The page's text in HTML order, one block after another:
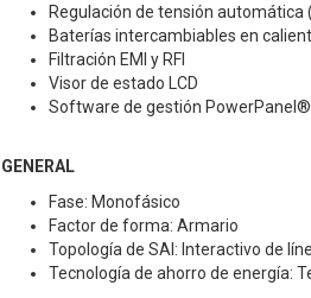
Regulación de tensión automática
Baterías intercambiables en
Filtración EMI y RFI
Visor de estado LCD
Software de gestión PowerPanel®
GENERAL
Fase: Monofásico
Factor de forma: Armario
Topología de SAI: Interactivo de
Tecnología de ahorro de energía: